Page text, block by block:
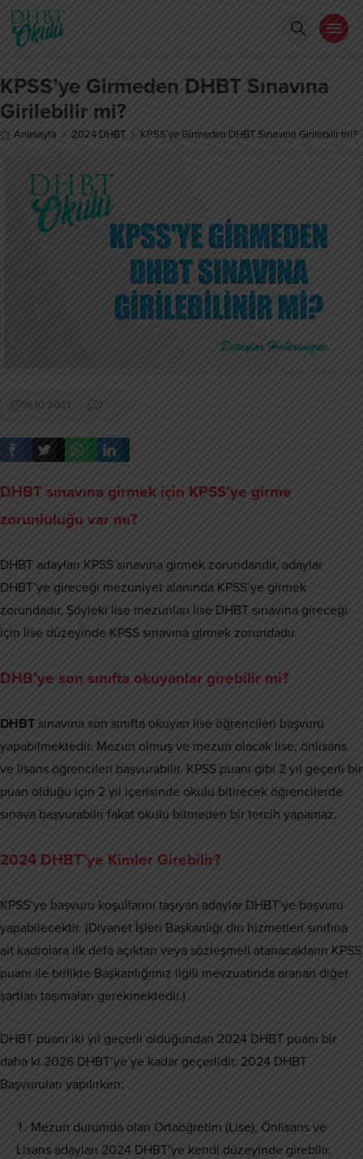
KPSS’ye Girmeden DHBT Sınavına
Girilebilir mi?
Anasayfa 2024 DHBT KPSS’ye Girmeden DHBT Sınavına Girilebilir mi?
16.10.2021 7
DHBT sınavına girmek için KPSS’ye girme
zorunluluğu var mı?
DHBT adayları KPSS sınavına girmek zorundandır, adaylar
DHBT’ye gireceği mezuniyet alanında KPSS’ye girmek
zorundadır, Şöyleki lise mezunları lise DHBT sınavına gireceği
için lise düzeyinde KPSS sınavına girmek zorundadır.
DHB’ye son sınıfta okuyanlar girebilir mi?
DHBT sınavına son sınıfta okuyan lise öğrencileri başvuru
yapabilmektedir. Mezun olmuş ve mezun olacak lise, önlisans
ve lisans öğrencileri başvurabilir. KPSS puanı gibi 2 yıl geçerli bir
puan olduğu için 2 yıl içerisinde okulu bitirecek öğrencilerde
sınava başvurabilir fakat okulu bitmeden bir tercih yapamaz.
2024 DHBT’ye Kimler Girebilir?
KPSS’ye başvuru koşullarını taşıyan adaylar DHBT’ye başvuru
yapabilecektir. (Diyanet İşleri Başkanlığı din hizmetleri sınıfına
ait kadrolara ilk defa açıktan veya sözleşmeli atanacakların KPSS
puanı ile birlikte Başkanlığımız ilgili mevzuatında aranan diğer
şartları taşımaları gerekmektedir.)
DHBT puanı iki yıl geçerli olduğundan 2024 DHBT puanı bir
daha ki 2026 DHBT’ye ye kadar geçerlidir. 2024 DHBT
Başvuruları yapılırken:
Mezun durumda olan Ortaöğretim (Lise), Önlisans ve
Lisans adayları 2024 DHBT’ye kendi düzeyinde girebilir.